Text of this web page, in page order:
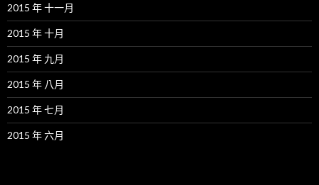
2015 年 十一月
2015 年 十月
2015 年 九月
2015 年 八月
2015 年 七月
2015 年 六月